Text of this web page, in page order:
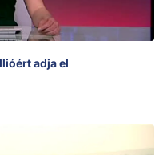
adja el